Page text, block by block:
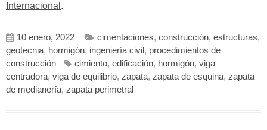
Internacional .
10 enero, 2022 cimentaciones, construcción, estructuras,
geotecnia, hormigón, ingeniería civil , procedimientos de
construcción
cimiento, edificación, hormigón, viga
centradora, viga de equilibrio, zapata, zapata de esquina, zapata
de medianería, zapata perimetral